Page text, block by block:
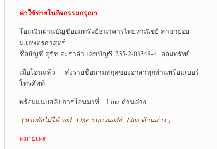
ค่าใช้จ่ายในกิจกรรมกรุณา
โอนเงินผ่านบัญชีออมทรัพย์ธนาคารไทยพาณิชย์ สาขาย่อย
ม.เกษตรศาสตร์
ชื่อบัญชี สุรัช สะราคำ เลขบัญชี 235-2-03348-4 ออมทรัพย์
เมื่อโอนแล้ว ส่งรายชื่อนามสกุลของอาสาทุกท่านพร้อมเบอร์
โทรศัพท์
พร้อมแนบสลิปการโอนมาที่ Line ด้านล่าง
(หากยังไม่ได้add Line รบกวนadd Line ด้านล่าง )
หมายเหตุ